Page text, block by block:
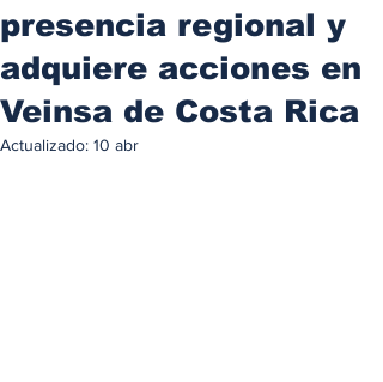
presencia regional y
adquiere acciones en
Veinsa de Costa Rica
Actualizado: 10 abr